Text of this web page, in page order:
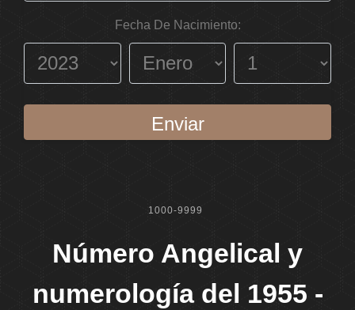
Fecha De Nacimiento:
Enviar
1000-9999
Número Angelical y
numerología del 1955 -